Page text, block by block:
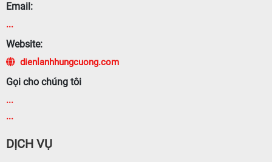
Email:
...
Website:
dienlanhhungcuong.com
Gọi cho chúng tôi
...
...
DỊCH VỤ